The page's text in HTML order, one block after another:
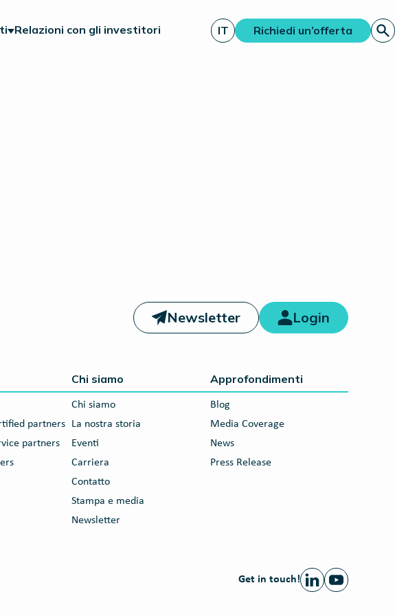
Relazioni con gli investitori IT Richiedi un’offerta
Newsletter Login
partners
partners
Chi siamo
Chi siamo
La nostra storia
Eventi
Carriera
Contatto
Stampa e media
Newsletter
Approfondimenti
Blog
Media Coverage
News
Press Release
Get in touch!